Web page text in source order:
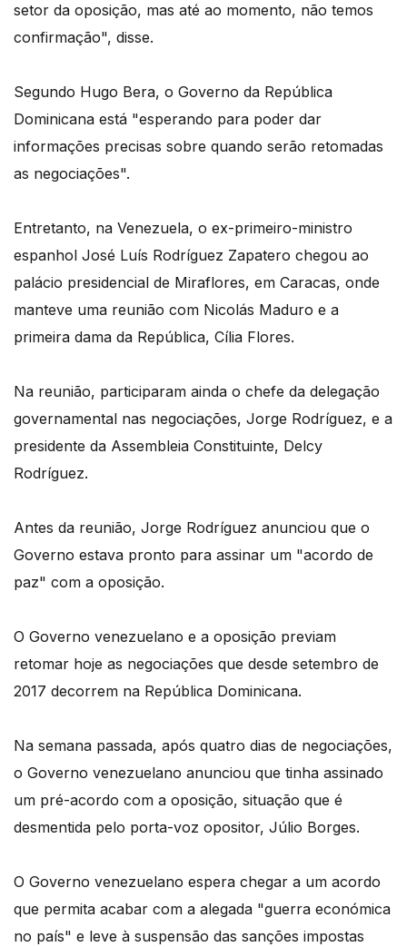
setor da oposição, mas até ao momento, não temos
confirmação", disse.
Segundo Hugo Bera, o Governo da República
Dominicana está "esperando para poder dar
informações precisas sobre quando serão retomadas
as negociações".
Entretanto, na Venezuela, o ex-primeiro-ministro
espanhol José Luís Rodríguez Zapatero chegou ao
palácio presidencial de Miraflores, em Caracas, onde
manteve uma reunião com Nicolás Maduro e a
primeira dama da República, Cília Flores.
Na reunião, participaram ainda o chefe da delegação
governamental nas negociações, Jorge Rodríguez, e a
presidente da Assembleia Constituinte, Delcy
Rodríguez.
Antes da reunião, Jorge Rodríguez anunciou que o
Governo estava pronto para assinar um "acordo de
paz" com a oposição.
O Governo venezuelano e a oposição previam
retomar hoje as negociações que desde setembro de
2017 decorrem na República Dominicana.
Na semana passada, após quatro dias de negociações,
o Governo venezuelano anunciou que tinha assinado
um pré-acordo com a oposição, situação que é
desmentida pelo porta-voz opositor, Júlio Borges.
O Governo venezuelano espera chegar a um acordo
que permita acabar com a alegada "guerra económica
no país" e leve à suspensão das sanções impostas